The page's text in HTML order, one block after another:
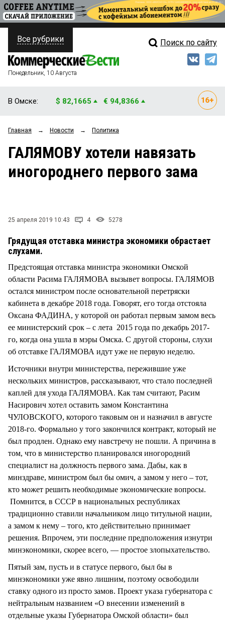
ПОЛИТИКА
ФИНАНСЫ
ОБЩЕСТВО
ЗАКОН
НОВОСТИ КОМПАНИЙ
СТИЛЬ ЖИЗНИ
Свежий выпуск
Рейтинги
Блоги
Все рубрики Поиск по сайту
Понедельник, 10 Августа
В Омске: $ 82,1665 € 94,8366
Главная → Новости → Политика
ГАЛЯМОВУ хотели навязать
иногороднего первого зама
25 апреля 2019 10:43 4 5278
Грядущая отставка министра экономики обрастает
слухами.
Предстоящая отставка министра экономики Омской
области Расима ГАЛЯМОВА вызывет вопросы. ГАЛЯМОВ
остался министром после основательной перетряски
кабинета в декабре 2018 года. Говорят, его тогда отстояла
Оксана ФАДИНА, у которой он работал первым замом весь
ее министерский срок – с лета 2015 года по декабрь 2017-
го, когда она ушла в мэры Омска. С другой стороны, слухи
об отставке ГАЛЯМОВА идут уже не первую неделю.
Источники внутри министерства, пережившие уже
нескольких министров, рассказывают, что стало последней
каплей для ухода ГАЛЯМОВА. Как там считают, Расим
Насирович хотел оставить замом Константина
ЧУЛОВСКОГО, которого таковым он и назначил в августе
2018-го. Формально у того закончился контракт, который не
был продлен. Однако ему навстречу не пошли. А причина в
том, что в министерство планировался иногородний
специалист на должность первого зама. Дабы, как в
минздраве, министром был бы омич, а замом у него – тот,
кто может решить необходимые экономические вопросы.
Помнится, в СССР в национальных республиках
традиционно ставили начальником лицо титульной нации,
а замом к нему – того, кто действительно принимает
решения. Впрочем, эти последние предположения изнутри
минэкономики, скорее всего, — простое злопыхательство.
Пятый зам, пусть и в статусе первого, был бы в
минэкономики уже явно лишним, поэтому освободили
ставку одного из просто замов. Проект указа губернатора с
нейтральным названием «О внесении изменений в
отдельные указы Губернатора Омской области» был